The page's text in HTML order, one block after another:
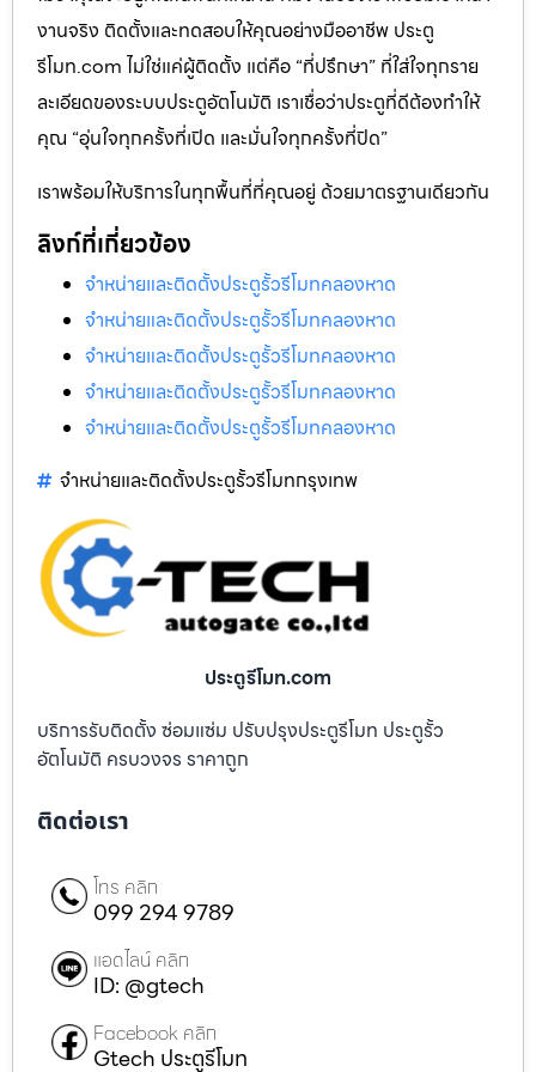
งานจริง ติดตั้งและทดสอบให้คุณอย่างมืออาชีพ ประตู
รีโมท.com ไม่ใช่แค่ผู้ติดตั้ง แต่คือ “ที่ปรึกษา” ที่ใส่ใจทุกราย
ละเอียดของระบบประตูอัตโนมัติ เราเชื่อว่าประตูที่ดีต้องทำให้
คุณ “อุ่นใจทุกครั้งที่เปิด และมั่นใจทุกครั้งที่ปิด”
เราพร้อมให้บริการในทุกพื้นที่ที่คุณอยู่ ด้วยมาตรฐานเดียวกัน
ลิงก์ที่เกี่ยวข้อง
จำหน่ายและติดตั้งประตูรั้วรีโมทคลองหาด
จำหน่ายและติดตั้งประตูรั้วรีโมทคลองหาด
จำหน่ายและติดตั้งประตูรั้วรีโมทคลองหาด
จำหน่ายและติดตั้งประตูรั้วรีโมทคลองหาด
จำหน่ายและติดตั้งประตูรั้วรีโมทคลองหาด
จำหน่ายและติดตั้งประตูรั้วรีโมทกรุงเทพ
ประตูรีโมท.com
บริการรับติดตั้ง ซ่อมแซ่ม ปรับปรุงประตูรีโมท ประตูรั้ว
อัตโนมัติ ครบวงจร ราคาถูก
ติดต่อเรา
โทร คลิก
099 294 9789
แอดไลน์ คลิก
ID: @gtech
Facebook คลิก
Gtech ประตูรีโมท